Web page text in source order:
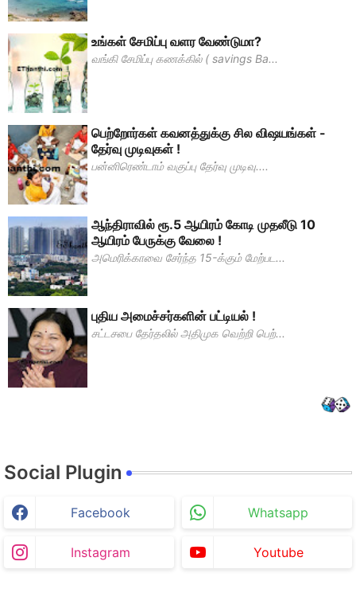
உங்கள் சேமிப்பு வளர வேண்டுமா?
வங்கி சேமிப்பு கணக்கில் ( savings Ba...
பெற்றோர்கள் கவனத்துக்கு சில விஷயங்கள் -
தேர்வு முடிவுகள் !
பன்னிரெண்டாம் வகுப்பு தேர்வு முடிவு....
ஆந்திராவில் ரூ.5 ஆயிரம் கோடி முதலீடு 10
ஆயிரம் பேருக்கு வேலை !
அமெரிக்காவை சேர்ந்த 15-க்கும் மேற்பட...
புதிய அமைச்சர்களின் பட்டியல் !
சட்டசபை தேர்தலில் அதிமுக வெற்றி பெற்...
Social Plugin
Facebook Whatsapp
Instagram Youtube